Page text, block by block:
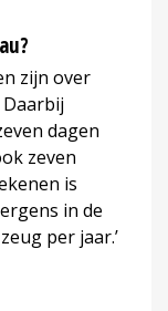
zijn over
dagen
zeven
is
in de
per jaar.’